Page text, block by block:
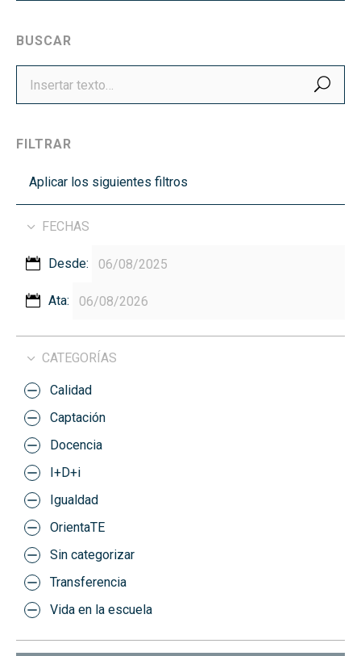
BUSCAR
FILTRAR
Aplicar los siguientes filtros
FECHAS
Desde:
Ata:
CATEGORÍAS
Calidad
Captación
Docencia
I+D+i
Igualdad
OrientaTE
Sin categorizar
Transferencia
Vida en la escuela